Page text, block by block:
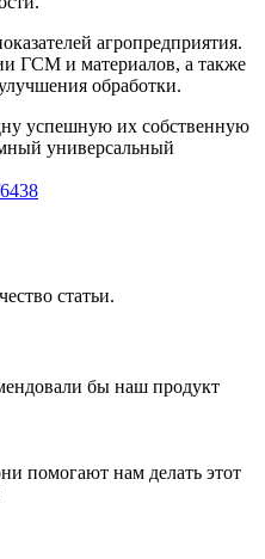
агропредприятия.
ГСМ и материалов, а также
обработки.
успешную их собственную
универсальный
статьи.
бы наш продукт
помогают нам делать этот